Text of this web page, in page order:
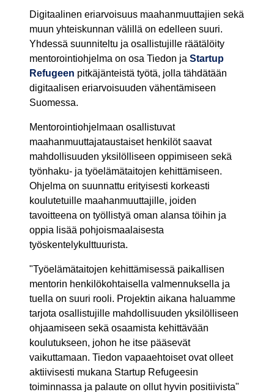
Digitaalinen eriarvoisuus maahanmuuttajien sekä
muun yhteiskunnan välillä on edelleen suuri.
Yhdessä suunniteltu ja osallistujille räätälöity
mentorointiohjelma on osa Tiedon ja Startup
Refugeen pitkäjänteistä työtä, jolla tähdätään
digitaalisen eriarvoisuuden vähentämiseen
Suomessa.
Mentorointiohjelmaan osallistuvat
maahanmuuttajataustaiset henkilöt saavat
mahdollisuuden yksilölliseen oppimiseen sekä
työnhaku- ja työelämätaitojen kehittämiseen.
Ohjelma on suunnattu erityisesti korkeasti
koulutetuille maahanmuuttajille, joiden
tavoitteena on työllistyä oman alansa töihin ja
oppia lisää pohjoismaalaisesta
työskentelykulttuurista.
"Työelämätaitojen kehittämisessä paikallisen
mentorin henkilökohtaisella valmennuksella ja
tuella on suuri rooli. Projektin aikana haluamme
tarjota osallistujille mahdollisuuden yksilölliseen
ohjaamiseen sekä osaamista kehittävään
koulutukseen, johon he itse pääsevät
vaikuttamaan. Tiedon vapaaehtoiset ovat olleet
aktiivisesti mukana Startup Refugeesin
toiminnassa ja palaute on ollut hyvin positiivista"